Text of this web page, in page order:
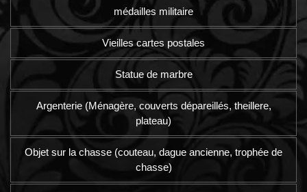
médailles militaire
Vieilles cartes postales
Statue de marbre
Argenterie (Ménagère, couverts dépareillés, theillere,
plateau)
Objet sur la chasse (couteau, dague ancienne, trophée de
chasse)